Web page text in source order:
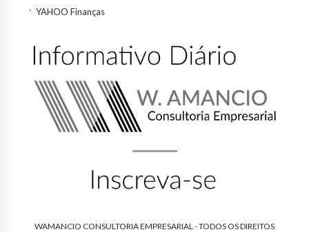
YAHOO Finanças
WAMANCIO CONSULTORIA EMPRESARIAL - TODOS OS DIREITOS